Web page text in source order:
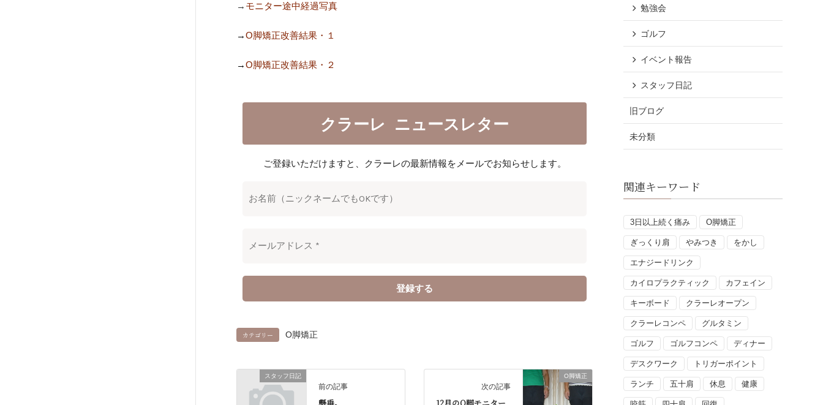
→ モニター途中経過写真
→O脚矯正改善結果・１
→O脚矯正改善結果・２
クラーレ ニュースレター
ご登録いただけますと、クラーレの最新情報をメールでお知らせします。
カテゴリー O脚矯正
スタッフ日記
前の記事
O脚矯正
次の記事
勉強会
ゴルフ
イベント報告
スタッフ日記
旧ブログ
未分類
関連キーワード
3日以上続く痛み O脚矯正
ぎっくり肩 やみつき をかし
エナジードリンク
カイロプラクティック カフェイン
キーボード クラーレオープン
クラーレコンペ グルタミン
ゴルフ ゴルフコンペ ディナー
デスクワーク トリガーポイント
ランチ 五十肩 休息 健康